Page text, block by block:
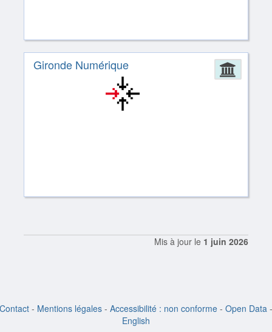
Gironde Numérique
Mis à jour le 1 juin 2026
Contact - Mentions légales - Accessibilité : non conforme - Open Data -
English